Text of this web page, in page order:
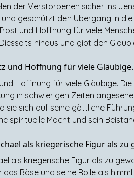
der Verstorbenen sicher ins
geschützt den Übergang in die
und Hoffnung für viele
hinaus und gibt den
und Hoffnung für viele Gläubige.
Hoffnung für viele Gläubige.
in schwierigen Zeiten
sich auf seine göttliche
spirituelle Macht und sein
als kriegerische Figur als
als kriegerische Figur als zu
Böse und seine Rolle als